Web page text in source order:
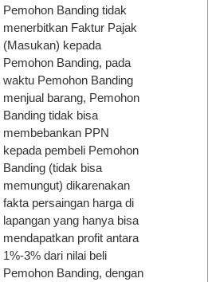
Pemohon Banding tidak
menerbitkan Faktur Pajak
(Masukan) kepada
Pemohon Banding, pada
waktu Pemohon Banding
menjual barang, Pemohon
Banding tidak bisa
membebankan PPN
kepada pembeli Pemohon
Banding (tidak bisa
memungut) dikarenakan
fakta persaingan harga di
lapangan yang hanya bisa
mendapatkan profit antara
1%-3% dari nilai beli
Pemohon Banding, dengan